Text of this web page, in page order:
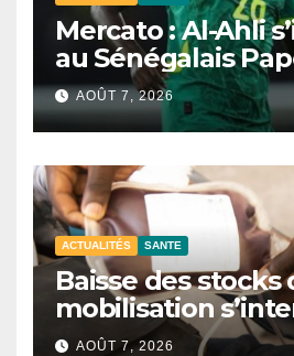
Mercato : Al-Ahli
au Sénégalais
AOÛT 7, 2026
ACTUALITÉS SANTE
Baisse des stocks
mobilisation
CNTS de Dakar.
AOÛT 7, 2026